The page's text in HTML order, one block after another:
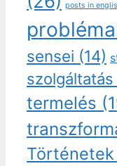
posts in
sensei (14)
szolgáltatás
termelés